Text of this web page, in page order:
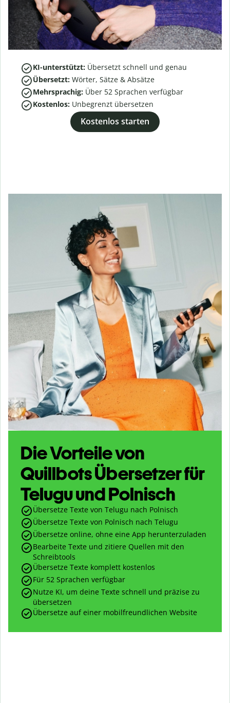
KI-unterstützt: Übersetzt schnell und genau
Übersetzt: Wörter, Sätze & Absätze
Mehrsprachig: Über 52 Sprachen verfügbar
Kostenlos: Unbegrenzt übersetzen
Kostenlos starten
Die Vorteile von
Quillbots Übersetzer für
Telugu und Polnisch
Übersetze Texte von Telugu nach Polnisch
Übersetze Texte von Polnisch nach Telugu
Übersetze online, ohne eine App herunterzuladen
Bearbeite Texte und zitiere Quellen mit den
Schreibtools
Übersetze Texte komplett kostenlos
Für 52 Sprachen verfügbar
Nutze KI, um deine Texte schnell und präzise zu
übersetzen
Übersetze auf einer mobilfreundlichen Website